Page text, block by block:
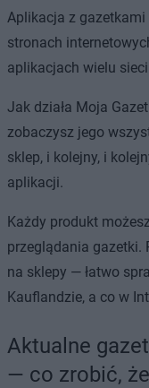
Aplikacja z
stronach
aplikacjach wielu
Jak działa Moja
zobaczysz jego
sklep, i kolejny, i
aplikacji.
Każdy produkt
przeglądania gazetki.
na sklepy — łatwo
Kauflandzie, a co w
Aktualne
— co zrobić,